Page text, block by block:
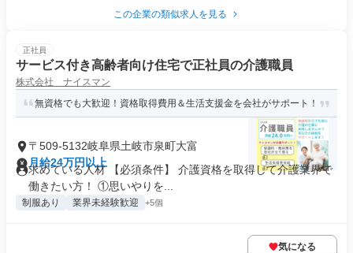
この企業の類似求人を見る
正社員
サービス付き高齢者向け住宅で正社員の介護職員
株式会社 ナイスマン
無資格でも大歓迎！資格取得費用＆生活支援金を会社がサポート！
〒509-5132岐阜県土岐市泉町大富
月給24万円以上
求めている人材 【必須条件】 介護資格を取得して介護業界で
働きたい方！ ①思いやりを...
制服あり 業界未経験歓迎 +5個
気になる